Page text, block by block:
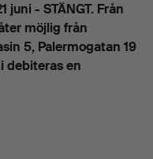
till Carl Gustav
återfinns bland annat
mastodontverk
och Jean-Baptiste
mörker och mystik
juni - STÄNGT. Från
möjlig från
5, Palermogatan 19
debiteras en